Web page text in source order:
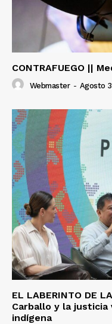
CONTRAFUEGO ||
Webmaster - Agosto
EL LABERINTO DE
Carballo y la justicia
indígena